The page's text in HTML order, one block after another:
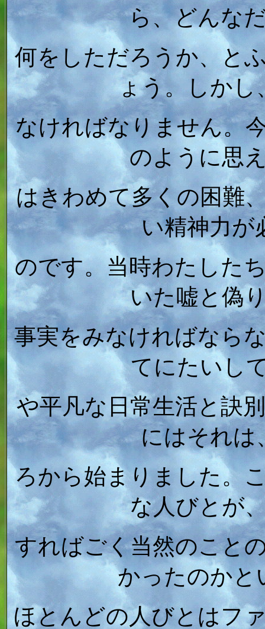
ら、どんな
何をしただろうか、と
ょう。しかし
なければなりません。
のように思
はきわめて多くの困難
い精神力が
のです。当時わたした
いた嘘と偽
事実をみなければなら
てにたいし
や平凡な日常生活と訣
にはそれは
ろから始まりました。
な人びとが
すればごく当然のこと
かったのかと
ほとんどの人びとはフ